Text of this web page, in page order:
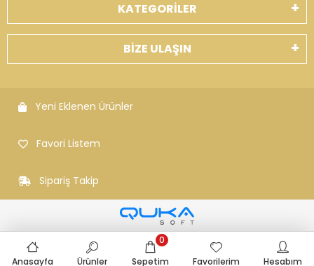
KATEGORİLER
BİZE ULAŞIN
Yeni Eklenen Ürünler
Favori Listem
Sipariş Takip
Anasayfa Ürünler Sepetim
0
Favorilerim
Hesabım